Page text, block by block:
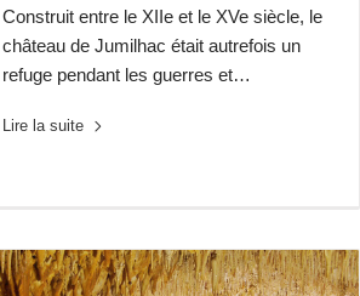
Construit entre le XIIe et le XVe siècle, le
château de Jumilhac était autrefois un
refuge pendant les guerres et…
Lire la suite